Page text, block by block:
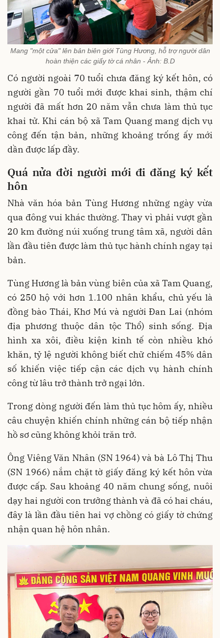
Mang "một cửa" lên bản biên giới Tùng Hương, hỗ trợ người dân
hoàn thiện các giấy tờ cá nhân - Ảnh: B.D
Có người ngoài 70 tuổi chưa đăng ký kết hôn, có
người gần 70 tuổi mới được khai sinh, thậm chí
người đã mất hơn 20 năm vẫn chưa làm thủ tục
khai tử. Khi cán bộ xã Tam Quang mang dịch vụ
công đến tận bản, những khoảng trống ấy mới
dần được lấp đầy.
Quá nửa đời người mới đi đăng ký kết
hôn
Nhà văn hóa bản Tùng Hương những ngày vừa
qua đông vui khác thường. Thay vì phải vượt gần
20 km đường núi xuống trung tâm xã, người dân
lần đầu tiên được làm thủ tục hành chính ngay tại
bản.
Tùng Hương là bản vùng biên của xã Tam Quang,
có 250 hộ với hơn 1.100 nhân khẩu, chủ yếu là
đồng bào Thái, Khơ Mú và người Đan Lai (nhóm
địa phương thuộc dân tộc Thổ) sinh sống. Địa
hình xa xôi, điều kiện kinh tế còn nhiều khó
khăn, tỷ lệ người không biết chữ chiếm 45% dân
số khiến việc tiếp cận các dịch vụ hành chính
công từ lâu trở thành trở ngại lớn.
Trong dòng người đến làm thủ tục hôm ấy, nhiều
câu chuyện khiến chính những cán bộ tiếp nhận
hồ sơ cũng không khỏi trăn trở.
Ông Viêng Văn Nhân (SN 1964) và bà Lô Thị Thu
(SN 1966) nắm chặt tờ giấy đăng ký kết hôn vừa
được cấp. Sau khoảng 40 năm chung sống, nuôi
dạy hai người con trưởng thành và đã có hai cháu,
đây là lần đầu tiên hai vợ chồng có giấy tờ chứng
nhận quan hệ hôn nhân.